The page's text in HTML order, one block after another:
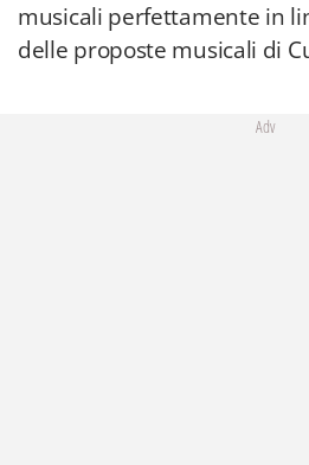
musicali perfettamente in
delle proposte musicali di
Adv